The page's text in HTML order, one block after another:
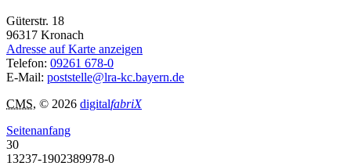
Güterstr. 18
96317 Kronach
Adresse auf Karte anzeigen
Telefon: 09261 678-0
E-Mail: poststelle@lra-kc.bayern.de
CMS, © 2026 digitalfabriX
Seitenanfang
30
13237-1902389978-0